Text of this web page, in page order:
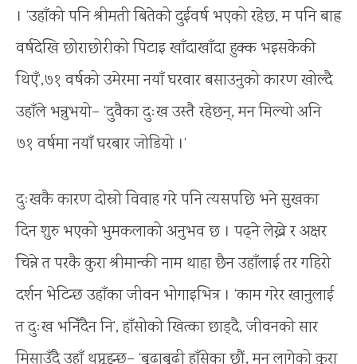
। ‘उहाँको पनि श्रीमती बितेको दुईवर्ष भएको रहेछ, म पनि बाह्र
वर्षदेखि छोराछोरीको पिटाइ खाँदाखाँदा हुक्क भइसकेकी
थिएँ’,७१ वर्षको उमेरमा नयाँ घरवार बसाउनुको कारण खोल्दै
उहाँले भन्नुभयो– ‘दुवैका दुःख उस्तै रहेछन्, मन मिल्यो अनि
७१ वर्षमा नयाँ घरबार जोडियो ।’
दुःखकै कारण दोस्रो विवाह गरे पनि त्यसपछि भने सुखका
दिन शुरु भएको भुमकलाको अनुभव छ । पढ्ने लेख्ने र अक्षर
चिन्ने त परकै कुरा श्रीमान्की नाम थाहा छैन उहाँलाई तर गहिरो
दर्शन भेटिन्छ उहाँका जीवन भोगाइभित्र । ‘काम गरेर खानुलाई
त दुःख भनिँदैन नि’, हाँसोको खित्का छाड्दै, जीवनको सार
मिसाउँदै उहाँ थप्नुहुुुन्छ– ‘बूढाबूढी हाँसेका छौं, मन लागेको कुरा